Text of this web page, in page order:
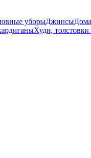
уборыДжинсы
Худи,